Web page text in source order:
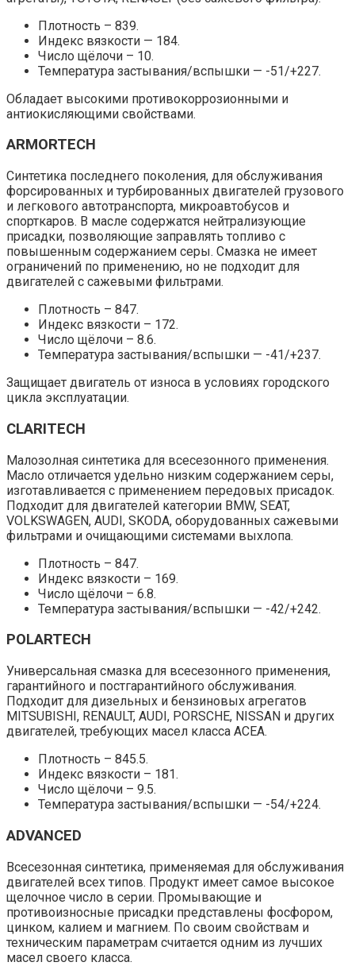
Плотность – 839.
Индекс вязкости — 184.
Число щёлочи – 10.
Температура застывания/вспышки — -51/+227.
Обладает высокими противокоррозионными и
антиокисляющими свойствами.
ARMORTECH
Синтетика последнего поколения, для обслуживания
форсированных и турбированных двигателей грузового
и легкового автотранспорта, микроавтобусов и
спорткаров. В масле содержатся нейтрализующие
присадки, позволяющие заправлять топливо с
повышенным содержанием серы. Смазка не имеет
ограничений по применению, но не подходит для
двигателей с сажевыми фильтрами.
Плотность – 847.
Индекс вязкости – 172.
Число щёлочи – 8.6.
Температура застывания/вспышки — -41/+237.
Защищает двигатель от износа в условиях городского
цикла эксплуатации.
CLARITECH
Малозолная синтетика для всесезонного применения.
Масло отличается удельно низким содержанием серы,
изготавливается с применением передовых присадок.
Подходит для двигателей категории BMW, SEAT,
VOLKSWAGEN, AUDI, SKODA, оборудованных сажевыми
фильтрами и очищающими системами выхлопа.
Плотность – 847.
Индекс вязкости – 169.
Число щёлочи – 6.8.
Температура застывания/вспышки — -42/+242.
POLARTECH
Универсальная смазка для всесезонного применения,
гарантийного и постгарантийного обслуживания.
Подходит для дизельных и бензиновых агрегатов
MITSUBISHI, RENAULT, AUDI, PORSCHE, NISSAN и других
двигателей, требующих масел класса ACEA.
Плотность – 845.5.
Индекс вязкости – 181.
Число щёлочи – 9.5.
Температура застывания/вспышки — -54/+224.
ADVANCED
Всесезонная синтетика, применяемая для обслуживания
двигателей всех типов. Продукт имеет самое высокое
щелочное число в серии. Промывающие и
противоизносные присадки представлены фосфором,
цинком, калием и магнием. По своим свойствам и
техническим параметрам считается одним из лучших
масел своего класса.